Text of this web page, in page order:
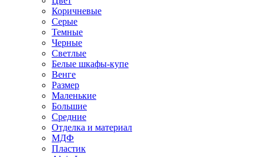
Коричневые
Серые
Темные
Черные
Светлые
Белые шкафы-купе
Венге
Размер
Маленькие
Большие
Средние
Отделка и материал
МДФ
Пластик